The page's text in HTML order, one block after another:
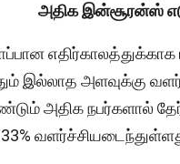
அதிக இன்சூரன்ஸ்
இல்லாத அளவுக்கு
அதிக நபர்களால்
33%